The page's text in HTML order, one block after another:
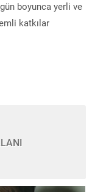
boyunca yerli ve
katkılar